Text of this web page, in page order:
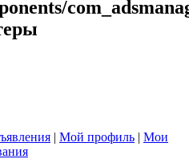
| Мой профиль | Мои